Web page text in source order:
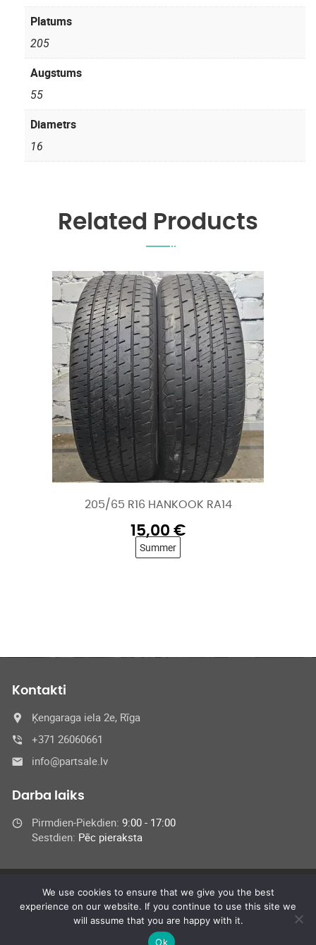
Platums
205
Augstums
55
Diametrs
16
Related Products
205/65 R16 HANKOOK RA14
15,00 €
Summer
Kontakti
Ķengaraga iela 2e, Rīga
+371 26060661
info@partsale.lv
Darba laiks
Pirmdien-Piekdien: 9:00 - 17:00
Sestdien: Pēc pieraksta
© 2024 SIA Medel,
All Rights Reserved
We use cookies to ensure that we give you the best
experience on our website. If you continue to use this site we
will assume that you are happy with it.
Ok